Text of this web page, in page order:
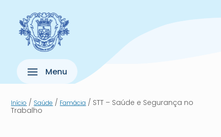
Início / Saúde / Famácia / STT – Saúde e Segurança no
Trabalho